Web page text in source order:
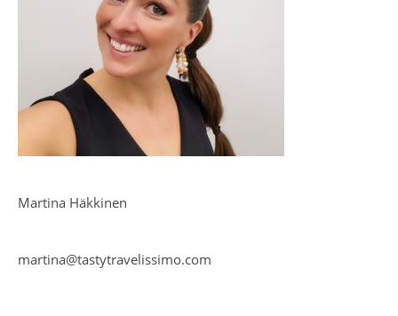
Martina Häkkinen
martina@tastytravelissimo.com